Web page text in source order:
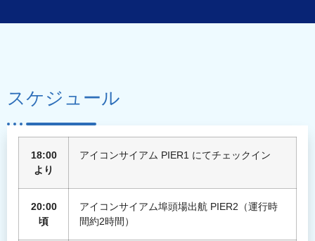
スケジュール
18:00
より
アイコンサイアム PIER1 にてチェックイン
20:00
頃
アイコンサイアム埠頭場出航 PIER2（運行時
間約2時間）